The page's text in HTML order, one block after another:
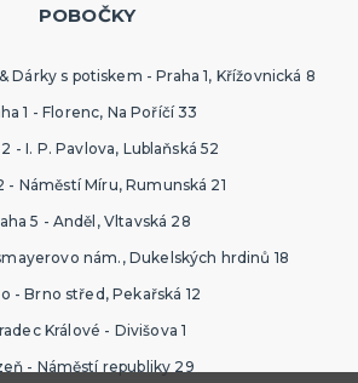
POBOČKY
Dárky s potiskem - Praha 1, Křížovnická 8
1 - Florenc, Na Poříčí 33
- I. P. Pavlova, Lublaňská 52
- Náměstí Míru, Rumunská 21
5 - Anděl, Vltavská 28
nám., Dukelských hrdinů 18
- Brno střed, Pekařská 12
Králové - Divišova 1
- Náměstí republiky 29